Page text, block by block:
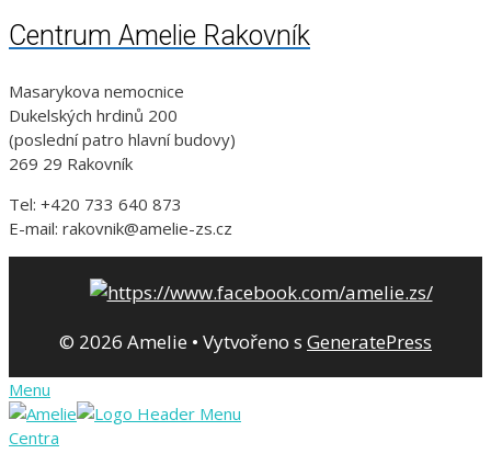
Centrum Amelie Rakovník
Masarykova nemocnice
Dukelských hrdinů 200
(poslední patro hlavní budovy)
269 29 Rakovník
Tel: +420 733 640 873
E-mail: rakovnik@amelie-zs.cz
© 2026 Amelie • Vytvořeno s GeneratePress
Menu
Centra